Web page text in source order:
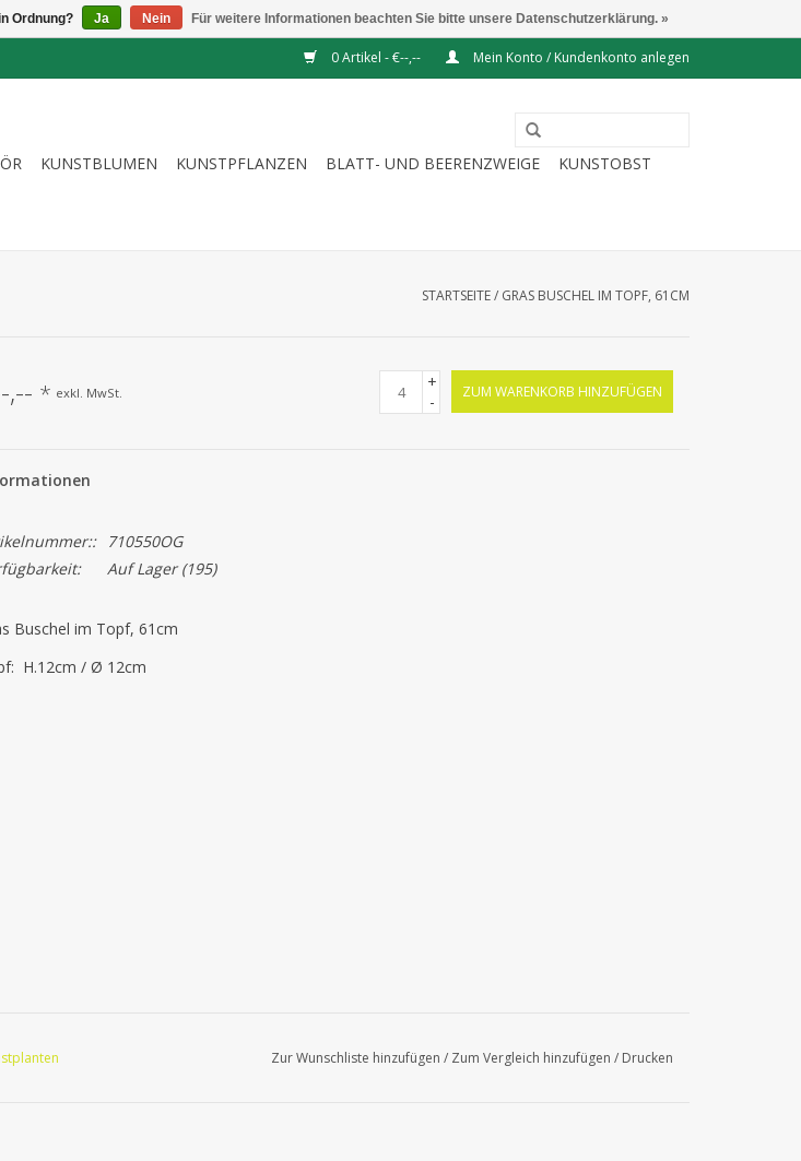
0 Artikel - €--,-- Mein Konto / Kundenkonto anlegen
KUNSTBLUMEN KUNSTPFLANZEN BLATT- UND BEERENZWEIGE
KUNSTOBST
STARTSEITE/ GRAS BUSCHEL IM TOPF, 61CM
,-- * exkl. MwSt.
+
-
ZUM WARENKORB HINZUFÜGEN
710550OG
Auf Lager(195)
Buschel im Topf, 61cm
H.12cm / Ø 12cm
Zur Wunschliste hinzufügen / Zum Vergleich hinzufügen / Drucken
Ordnung? Ja Nein Für weitere Informationen beachten Sie bitte unsere Datenschutzerklärung. »